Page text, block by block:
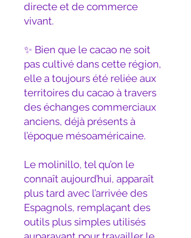
directe et de commerce
vivant.
✨ Bien que le cacao ne soit
pas cultivé dans cette région,
elle a toujours été reliée aux
territoires du cacao à travers
des échanges commerciaux
anciens, déjà présents à
l’époque mésoaméricaine.
Le molinillo, tel qu’on le
connaît aujourd’hui, apparaît
plus tard avec l’arrivée des
Espagnols, remplaçant des
outils plus simples utilisés